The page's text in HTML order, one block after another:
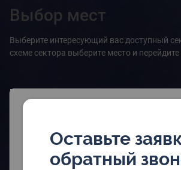
Выбор мест
Выберите интересующий вас доступный
схеме сектора выберите место и
Оставьте
обратный